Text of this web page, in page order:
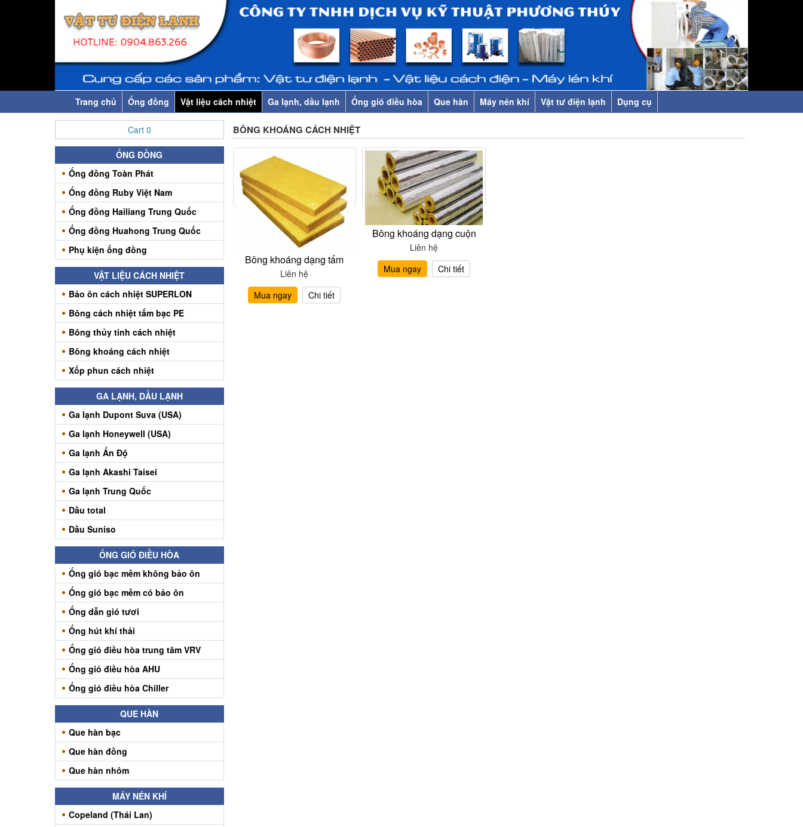
Trang chủ Ống đồng Vật liệu cách nhiệt Ga lạnh, dầu lạnh Ống gió điều hòa Que hàn Máy nén khí Vật tư điện lạnh Dụng cụ
Cart 0
ỐNG ĐỒNG
Ống đồng Toàn Phát
Ống đồng Ruby Việt Nam
Ống đồng Hailiang Trung Quốc
Ống đồng Huahong Trung Quốc
Phụ kiện ống đồng
VẬT LIỆU CÁCH NHIỆT
Bảo ôn cách nhiệt SUPERLON
Bông cách nhiệt tấm bạc PE
Bông thủy tinh cách nhiệt
Bông khoáng cách nhiệt
Xốp phun cách nhiệt
GA LẠNH, DẦU LẠNH
Ga lạnh Dupont Suva (USA)
Ga lạnh Honeywell (USA)
Ga lạnh Ấn Độ
Ga lạnh Akashi Taisei
Ga lạnh Trung Quốc
Dầu total
Dầu Suniso
ỐNG GIÓ ĐIỀU HÒA
Ống gió bạc mềm không bảo ôn
Ống gió bạc mềm có bảo ôn
Ống dẫn gió tươi
Ống hút khí thải
Ống gió điều hòa trung tâm VRV
Ống gió điều hòa AHU
Ống gió điều hòa Chiller
QUE HÀN
Que hàn bạc
Que hàn đồng
Que hàn nhôm
MÁY NÉN KHÍ
Copeland (Thái Lan)
BÔNG KHOÁNG CÁCH NHIỆT
Bông khoáng dạng tấm
Liên hệ
Mua ngay
Chi tiết
Bông khoáng dạng cuộn
Liên hệ
Mua ngay
Chi tiết